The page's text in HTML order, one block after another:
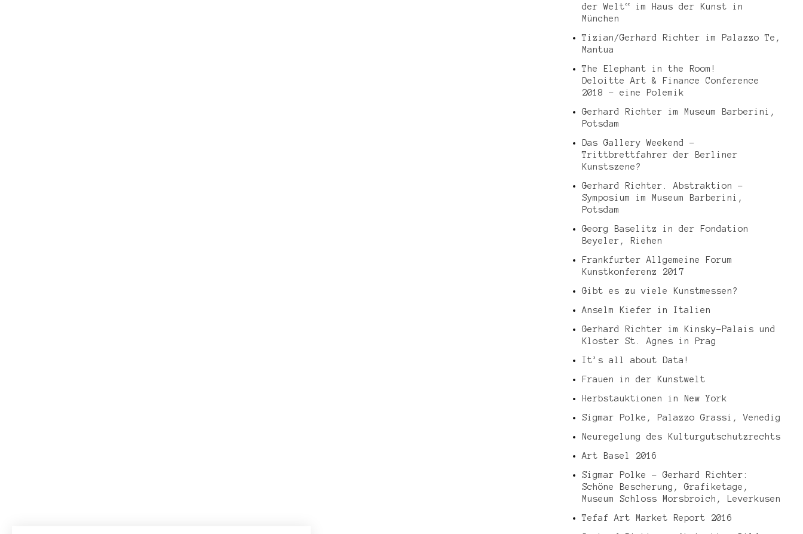
der Welt“ im Haus der Kunst in
München
Tizian/Gerhard Richter im Palazzo Te,
Mantua
The Elephant in the Room!
Deloitte Art & Finance Conference
2018 – eine Polemik
Gerhard Richter im Museum Barberini,
Potsdam
Das Gallery Weekend –
Trittbrettfahrer der Berliner
Kunstszene?
Gerhard Richter. Abstraktion –
Symposium im Museum Barberini,
Potsdam
Georg Baselitz in der Fondation
Beyeler, Riehen
Frankfurter Allgemeine Forum
Kunstkonferenz 2017
Gibt es zu viele Kunstmessen?
Anselm Kiefer in Italien
Gerhard Richter im Kinsky-Palais und
Kloster St. Agnes in Prag
It’s all about Data!
Frauen in der Kunstwelt
Herbstauktionen in New York
Sigmar Polke, Palazzo Grassi, Venedig
Neuregelung des Kulturgutschutzrechts
Art Basel 2016
Sigmar Polke – Gerhard Richter:
Schöne Bescherung, Grafiketage,
Museum Schloss Morsbroich, Leverkusen
Tefaf Art Market Report 2016